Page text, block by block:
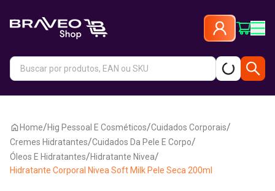
Home/Hig Pessoal E Cosméticos/Cuidados Corporais/
Cremes Hidratantes/Cuidados Da Pele E Corpo/
Óleos E Hidratantes/Hidratante Nivea/
Hidratante Corporal Nivea Soft Milk Pele Seca 200ml